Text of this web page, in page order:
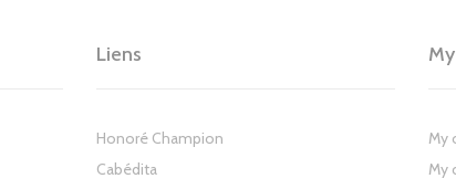
Liens
Honoré Champion
Cabédita
My
My